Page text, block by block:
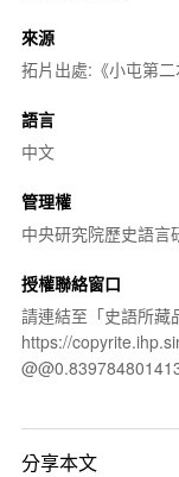
來源
拓片出處:《小屯第
語言
中文
管理權
中央研究院歷史語
授權聯絡窗口
請連結至「史語所藏
https://
分享本文